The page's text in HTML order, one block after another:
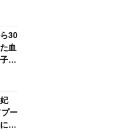
30
血
妃
ー
ポ